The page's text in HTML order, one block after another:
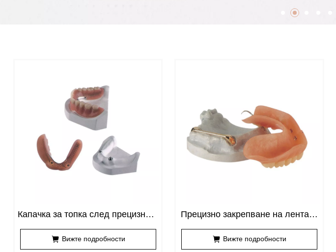
Капачка за топка след прецизност
прикрепяне
Вижте подробности
Прецизно закрепване на лентата
и клип
Вижте подробности